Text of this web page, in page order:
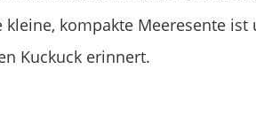
kleine, kompakte Meeresente
Kuckuck erinnert.